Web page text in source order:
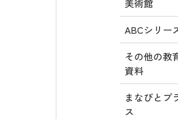
つなぐ つな
る ICT
ABCシリー
その他の教
資料
まなびとプ
ス